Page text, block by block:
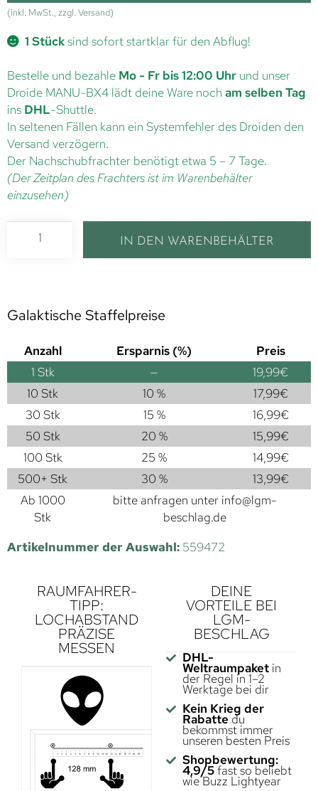
(inkl. MwSt., zzgl. Versand)
1 Stücksind sofort startklar für den Abflug!
Bestelle und bezahle Mo - Fr bis 12:00 Uhr und unser
Droide MANU-BX4 lädt deine Ware noch am selben Tag
ins DHL-Shuttle.
In seltenen Fällen kann ein Systemfehler des Droiden den
Versand verzögern.
Der Nachschubfrachter benötigt etwa 5 – 7 Tage.
(Der Zeitplan des Frachters ist im Warenbehälter
einzusehen)
IN DEN WARENBEHÄLTER
Galaktische Staffelpreise
Anzahl Ersparnis (%)
Preis
1 Stk — 19,99€
10 Stk
10 % 17,99€
30 Stk
15 % 16,99€
50 Stk
20 % 15,99€
100 Stk
25 % 14,99€
500+ Stk
30 % 13,99€
Ab 1000
Stk
bitte anfragen unter info@lgm-
beschlag.de
Artikelnummer der Auswahl: 559472
RAUMFAHRER-
TIPP:
LOCHABSTAND
PRÄZISE
MESSEN
DEINE
VORTEILE BEI
LGM-
BESCHLAG
DHL-
Weltraumpaketin
der Regel in 1–2
Werktage bei dir
Kein Krieg der
Rabatte du
bekommst immer
unseren besten Preis
Shopbewertung:
4,9/5fast so beliebt
wie Buzz Lightyear